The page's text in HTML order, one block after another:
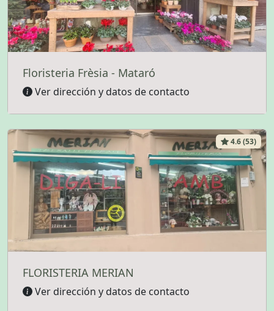
Floristeria Frèsia - Mataró
Ver dirección y datos de contacto
4.6 (53)
FLORISTERIA MERIAN
Ver dirección y datos de contacto